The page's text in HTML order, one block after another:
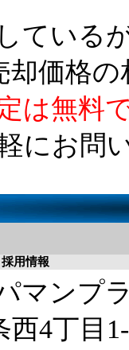
ている
却価格
は無料
にお問
採用情報
マンプ
西4丁目